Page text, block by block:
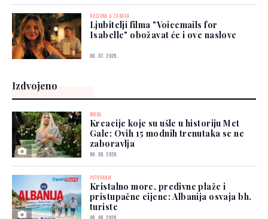
KULTURA & ZABAVA
Ljubitelji filma "Voicemails for
Isabelle" obožavat će i ove naslove
08. 07. 2026.
Izdvojeno
MODA
Kreacije koje su ušle u historiju Met
Gale: Ovih 15 modnih trenutaka se ne
zaboravlja
06. 08. 2026.
PUTOVANJA
Kristalno more, predivne plaže i
pristupačne cijene: Albanija osvaja bh.
turiste